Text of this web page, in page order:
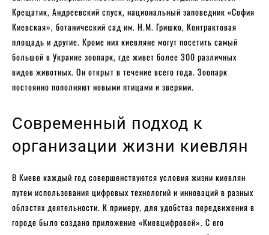
Крещатик, Андреевский спуск, национальный заповедник «‎София
Киевская»‎, ботанический сад им. Н.М. Гришко, Контрактовая
площадь и другие. Кроме них киевляне могут посетить самый
большой в Украине зоопарк, где живет более 300 различных
видов животных. Он открыт в течение всего года. Зоопарк
постоянно пополняют новыми птицами и зверями.
Современный подход к
организации жизни киевлян
В Киеве каждый год совершенствуются условия жизни киевлян
путем использования цифровых технологий и инноваций в разных
областях деятельности. К примеру, для удобства передвижения в
городе было создано приложение «‎Киевцифровой»‎. С его